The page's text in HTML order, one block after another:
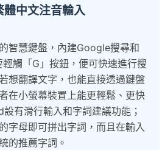
中文注音輸入
智慧鍵盤，內建Google搜尋和
觸「G」按鈕，便可快速進行搜
想翻譯文字，也能直接透過鍵盤
在小螢幕裝置上能更輕鬆、更快
有滑行輸入和字詞建議功能；
字母即可拼出字詞，而且在輸入
的推薦字詞。